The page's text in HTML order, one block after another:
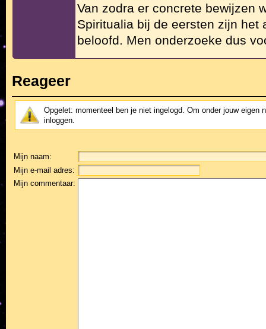
Van zodra er concrete bewijzen
Spiritualia bij de eersten zijn het
beloofd. Men onderzoeke dus
Reageer
Opgelet: momenteel ben je niet ingelogd. Om onder jouw eigen
inloggen.
Mijn naam:
Mijn e-mail adres:
Mijn commentaar: